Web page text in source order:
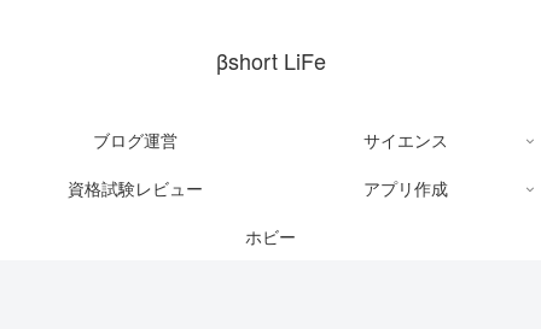
βshort LiFe
ブログ運営
サイエンス
資格試験レビュー
アプリ作成
ホビー